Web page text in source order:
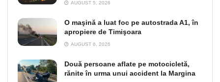
AUGUST 5, 2026
O maşină a luat foc pe autostrada A1, în
apropiere de Timişoara
AUGUST 6, 2026
Două persoane aflate pe motocicletă,
rănite în urma unui accident la Margina